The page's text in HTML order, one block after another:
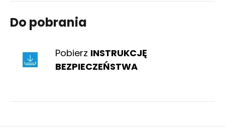
Do pobrania
Pobierz INSTRUKCJĘ
BEZPIECZEŃSTWA